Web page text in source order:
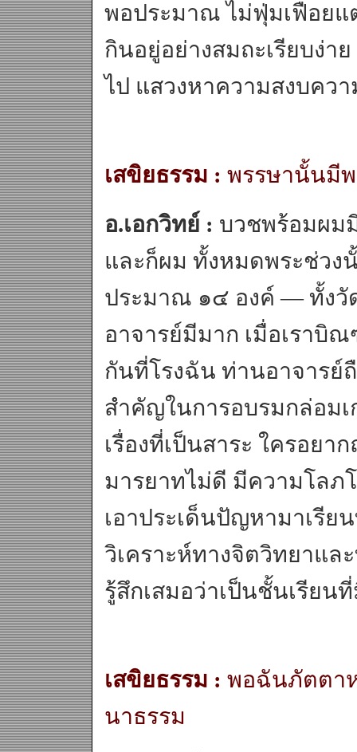
พอประมาณ ไม่ฟุ่มเฟือย
กินอยู่อย่างสมถะเรียบง่า
ไป แสวงหาความสงบควา
เสขิยธรรม : พรรษานั้นมี
อ.เอกวิทย์ : บวชพร้อมผม
และก็ผม ทั้งหมดพระช่วง
ประมาณ ๑๔ องค์ — ทั้งวั
อาจารย์มีมาก เมื่อเราบิ
กันที่โรงฉัน ท่านอาจารย์
สำคัญในการอบรมกล่อม
เรื่องที่เป็นสาระ ใครอยา
มารยาทไม่ดี มีความโลภ
เอาประเด็นปัญหามาเรี
วิเคราะห์ทางจิตวิทยาแล
รู้สึกเสมอว่าเป็นชั้นเรียน
เสขิยธรรม : พอฉันภัตตาห
นาธรรม